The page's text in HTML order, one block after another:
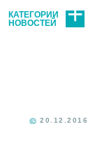
КАТЕГОРИИ
НОВОСТЕЙ
20.12.2016